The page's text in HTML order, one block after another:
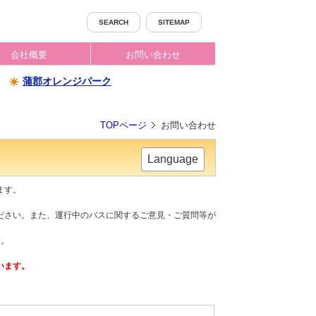
SEARCH SITEMAP
会社概要 お問い合わせ
蒲郡オレンジパーク
TOPページ お問い合わせ
Language
。
い。また、運行中のバスに関するご意見・ご質問等が
す。